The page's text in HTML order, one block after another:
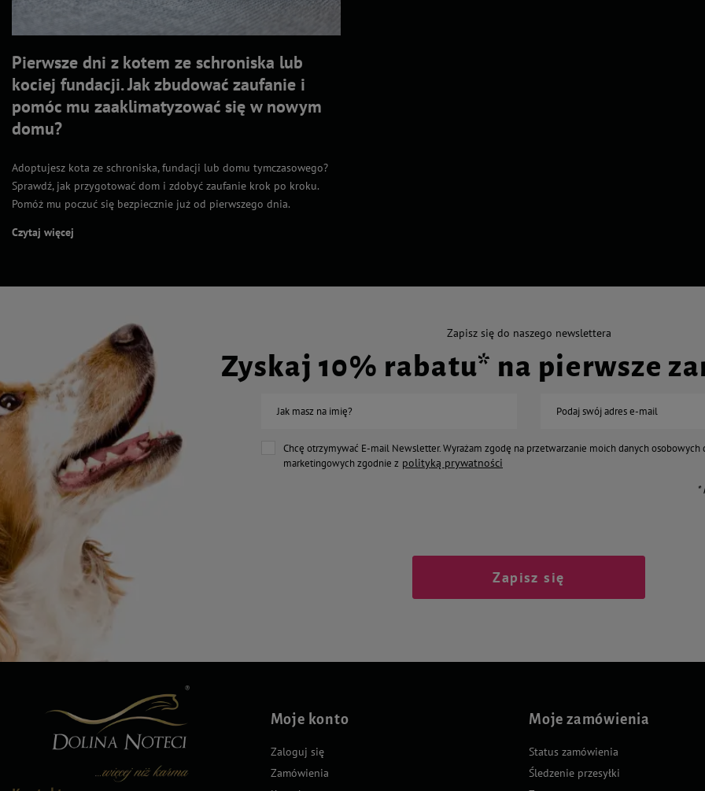
Pierwsze dni z kotem ze schroniska lub
kociej fundacji. Jak zbudować zaufanie i
pomóc mu zaaklimatyzować się w nowym
domu?
Adoptujesz kota ze schroniska, fundacji lub domu tymczasowego?
Sprawdź, jak przygotować dom i zdobyć zaufanie krok po kroku.
Pomóż mu poczuć się bezpiecznie już od pierwszego dnia.
Czytaj więcej
Zapisz się do naszego newslettera
Zyskaj 10% rabatu* na pierwsze
Jak masz na imię? Podaj swój adres e-mail
Chcę otrzymywać E-mail Newsletter. Wyrażam zgodę na przetwarzanie moich danych osobowych
marketingowych zgodnie z polityką prywatności
*
Zapisz się
Moje konto
Zaloguj się
Zamówienia
Moje zamówienia
Status zamówienia
Śledzenie przesyłki